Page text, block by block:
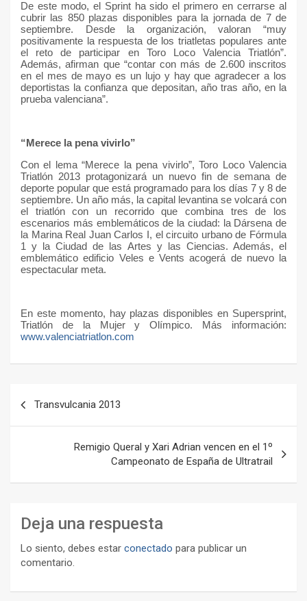
De este modo, el Sprint ha sido el primero en cerrarse al
cubrir las 850 plazas disponibles para la jornada de 7 de
septiembre. Desde la organización, valoran “muy
positivamente la respuesta de los triatletas populares ante
el reto de participar en Toro Loco Valencia Triatlón”.
Además, afirman que “contar con más de 2.600 inscritos
en el mes de mayo es un lujo y hay que agradecer a los
deportistas la confianza que depositan, año tras año, en la
prueba valenciana”.
“Merece la pena vivirlo”
Con el lema “Merece la pena vivirlo”, Toro Loco Valencia
Triatlón 2013 protagonizará un nuevo fin de semana de
deporte popular que está programado para los días 7 y 8 de
septiembre. Un año más, la capital levantina se volcará con
el triatlón con un recorrido que combina tres de los
escenarios más emblemáticos de la ciudad: la Dársena de
la Marina Real Juan Carlos I, el circuito urbano de Fórmula
1 y la Ciudad de las Artes y las Ciencias. Además, el
emblemático edificio Veles e Vents acogerá de nuevo la
espectacular meta.
En este momento, hay plazas disponibles en Supersprint,
Triatlón de la Mujer y Olímpico. Más información:
www.valenciatriatlon.com
entradas
Transvulcania 2013
Remigio Queral y Xari Adrian vencen en el 1º
Campeonato de España de Ultratrail
Deja una respuesta
Lo siento, debes estar conectado para publicar un
comentario.